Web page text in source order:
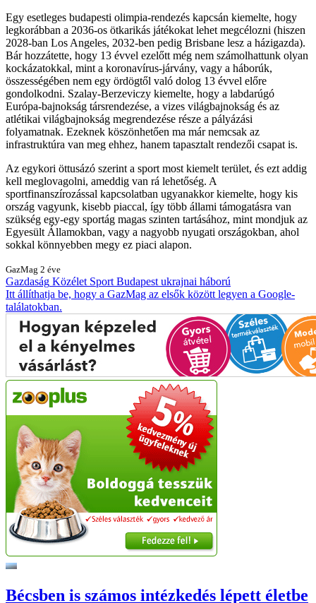
Egy esetleges budapesti olimpia-rendezés kapcsán kiemelte, hogy
legkorábban a 2036-os ötkarikás játékokat lehet megcélozni (hiszen
2028-ban Los Angeles, 2032-ben pedig Brisbane lesz a házigazda).
Bár hozzátette, hogy 13 évvel ezelőtt még nem számolhattunk olyan
kockázatokkal, mint a koronavírus-járvány, vagy a háborúk,
összességében nem egy ördögtől való dolog 13 évvel előre
gondolkodni. Szalay-Berzeviczy kiemelte, hogy a labdarúgó
Európa-bajnokság társrendezése, a vizes világbajnokság és az
atlétikai világbajnokság megrendezése része a pályázási
folyamatnak. Ezeknek köszönhetően ma már nemcsak az
infrastruktúra van meg ehhez, hanem tapasztalt rendezői csapat is.
Az egykori öttusázó szerint a sport most kiemelt terület, és ezt addig
kell meglovagolni, ameddig van rá lehetőség. A
sportfinanszírozással kapcsolatban ugyanakkor kiemelte, hogy kis
ország vagyunk, kisebb piaccal, így több állami támogatásra van
szükség egy-egy sportág magas szinten tartásához, mint mondjuk az
Egyesült Államokban, vagy a nagyobb nyugati országokban, ahol
sokkal könnyebben megy ez piaci alapon.
GazMag 2 éve
Gazdaság Közélet Sport Budapest ukrajnai háború
Itt állíthatja be, hogy a GazMag az elsők között legyen a Google-
találatokban.
Bécsben is számos intézkedés lépett életbe